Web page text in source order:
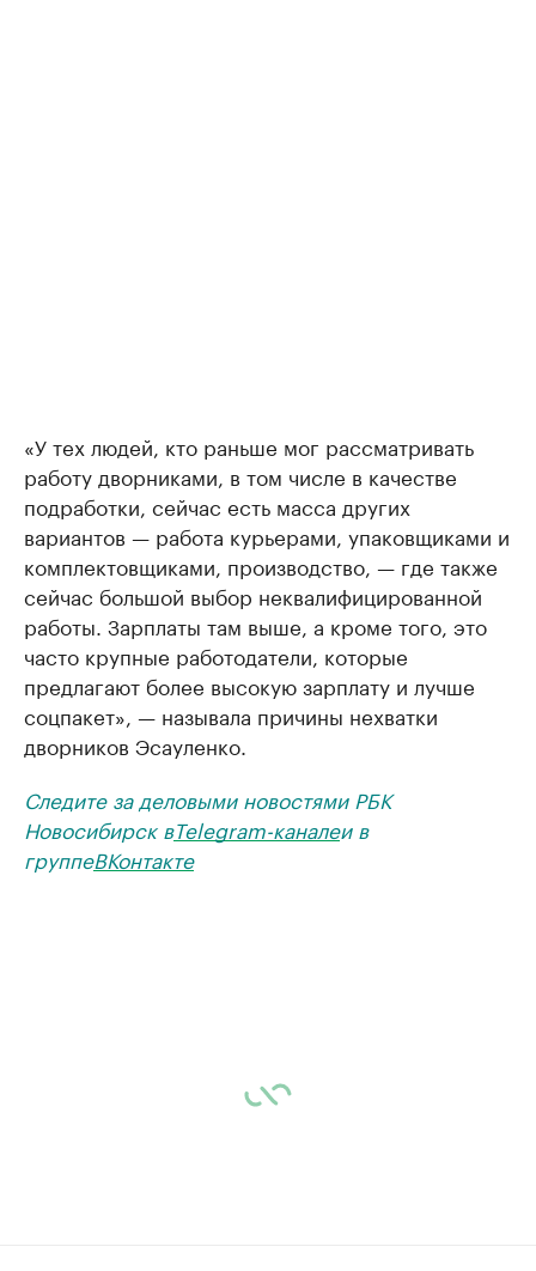
«У тех людей, кто раньше мог рассматривать
работу дворниками, в том числе в качестве
подработки, сейчас есть масса других
вариантов — работа курьерами, упаковщиками и
комплектовщиками, производство, — где также
сейчас большой выбор неквалифицированной
работы. Зарплаты там выше, а кроме того, это
часто крупные работодатели, которые
предлагают более высокую зарплату и лучше
соцпакет», — называла причины нехватки
дворников Эсауленко.
Следите за деловыми новостями РБК
Новосибирск вTelegram-каналеи в
группеВКонтакте